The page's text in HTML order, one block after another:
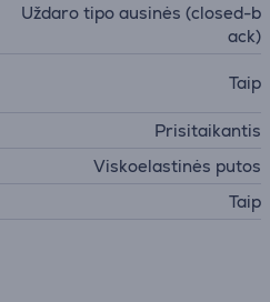
Uždaro tipo ausinės (closed-b
ack)
Taip
Prisitaikantis
Viskoelastinės putos
Taip